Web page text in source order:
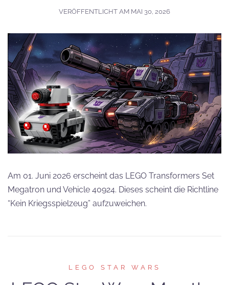
VERÖFFENTLICHT AM MAI 30, 2026
Am 01. Juni 2026 erscheint das LEGO Transformers Set
Megatron und Vehicle 40924. Dieses scheint die Richtline
“Kein Kriegsspielzeug” aufzuweichen.
LEGO STAR WARS